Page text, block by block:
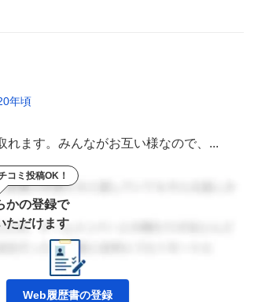
年頃
れます。みんながお互い様なので、...
コミ投稿OK！
かの登録で
ただけます
Web履歴書の登録